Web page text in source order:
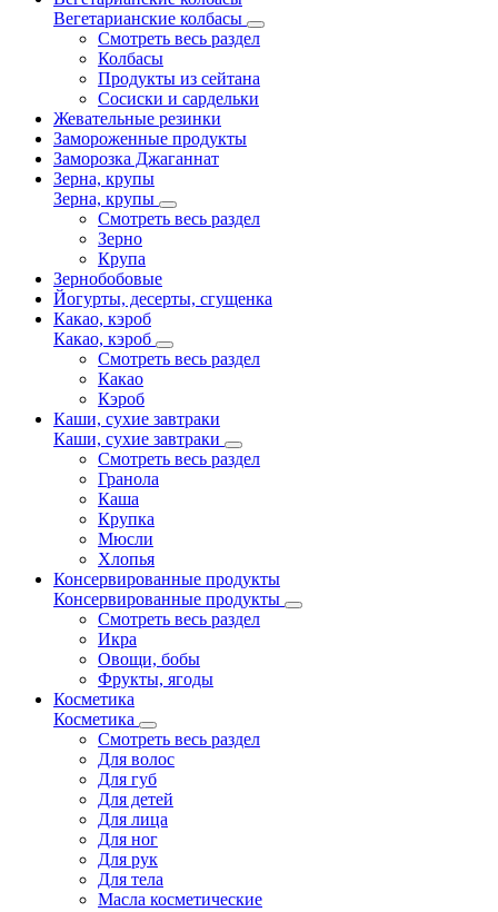
Вегетарианские колбасы
Смотреть весь раздел
Колбасы
Продукты из сейтана
Сосиски и сардельки
Жевательные резинки
Замороженные продукты
Заморозка Джаганнат
Зерна, крупы
Зерна, крупы
Смотреть весь раздел
Зерно
Крупа
Зернобобовые
Йогурты, десерты, сгущенка
Какао, кэроб
Какао, кэроб
Смотреть весь раздел
Какао
Кэроб
Каши, сухие завтраки
Каши, сухие завтраки
Смотреть весь раздел
Гранола
Каша
Крупка
Мюсли
Хлопья
Консервированные продукты
Консервированные продукты
Смотреть весь раздел
Икра
Овощи, бобы
Фрукты, ягоды
Косметика
Косметика
Смотреть весь раздел
Для волос
Для губ
Для детей
Для лица
Для ног
Для рук
Для тела
Масла косметические